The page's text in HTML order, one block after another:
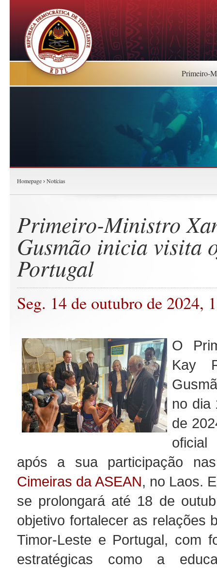
Primeiro-
Homepage › Notícias
Primeiro-Ministro
Gusmão inicia visita
Portugal
Seg. 14 de outubro de 2024,
O
Kay
no dia
de
após a sua participação
Cimeiras da ASEAN, no Laos.
se prolongará até 18 de
objetivo fortalecer as relações
Timor-Leste e Portugal, com
estratégicas como a